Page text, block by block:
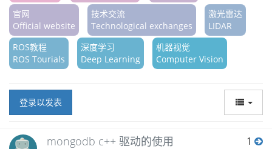
版块
话题
热门
官网
Official website
技术交流
Technological exchanges
激光雷达
LIDAR
ROS教程
ROS Tourials
深度学习
Deep Learning
机器视觉
Computer Vision
登录以发表
mongodb c++ 驱动的使用 1